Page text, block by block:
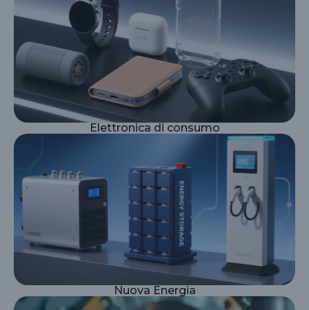
Elettronica di consumo
Nuova Energia